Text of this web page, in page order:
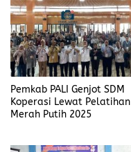
Pemkab PALI Genjot SDM
Koperasi Lewat Pelatihan
Merah Putih 2025